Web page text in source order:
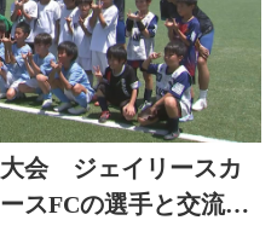
会 ジェイリースカ
スFCの選手と交流